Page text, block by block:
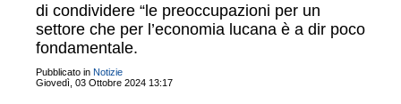
di condividere “le preoccupazioni per un
settore che per l’economia lucana è a dir poco
fondamentale.
Pubblicato in Notizie
Giovedì, 03 Ottobre 2024 13:17